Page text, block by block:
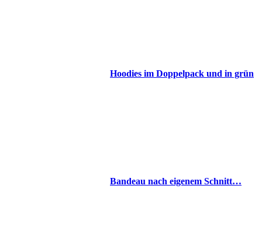
Hoodies im Doppelpack und in grün
Bandeau nach eigenem Schnitt…